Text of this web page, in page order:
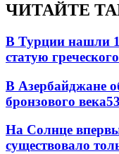
ЧИТАЙТЕ
В Турции нашли
статую
В Азербайджане
бронзового века
На Солнце
существовало